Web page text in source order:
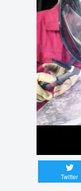
Twitter